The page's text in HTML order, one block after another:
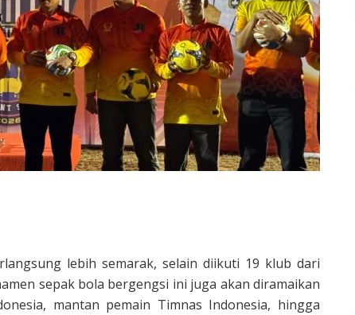
lebih semarak, selain diikuti 19 klub dari
sepak bola bergengsi ini juga akan diramaikan
mantan pemain Timnas Indonesia, hingga